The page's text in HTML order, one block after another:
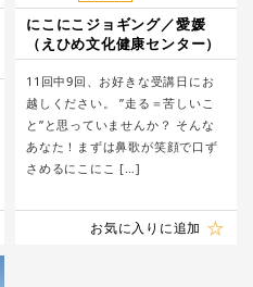
にこにこジョギング／愛媛
（えひめ文化健康センター）
11回中9回、お好きな受講日にお
越しください。 ”走る＝苦しいこ
と”と思っていませんか？ そんな
あなた！まずは鼻歌が笑顔で口ず
さめるにこにこ […]
お気に入りに追加